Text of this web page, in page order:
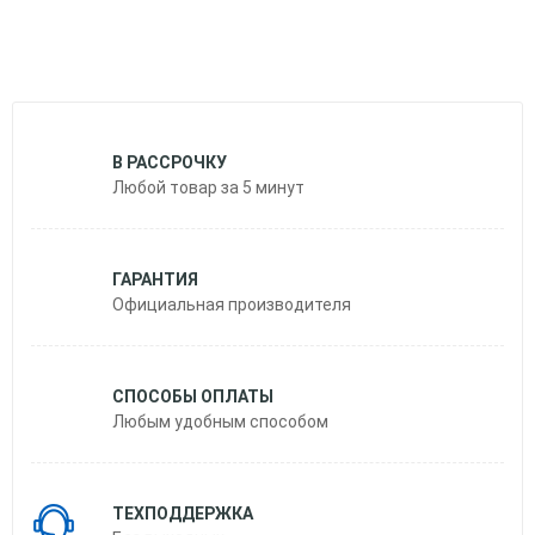
С Функцией Караоке
В РАССРОЧКУ
Любой товар за 5 минут
ГАРАНТИЯ
Официальная производителя
СПОСОБЫ ОПЛАТЫ
Любым удобным способом
ТЕХПОДДЕРЖКА